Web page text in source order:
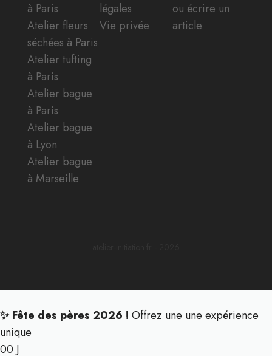
à Paris
Atelier fleurs
séchées à Paris
Atelier tufting
à Paris
Atelier bague
à Paris
Atelier bague
à Lyon
Atelier bague
à Marseille
légales
Vie privée
ou écrire un
article
✨ Fête des pères 2026 ! Offrez une une expérience
unique
00 J